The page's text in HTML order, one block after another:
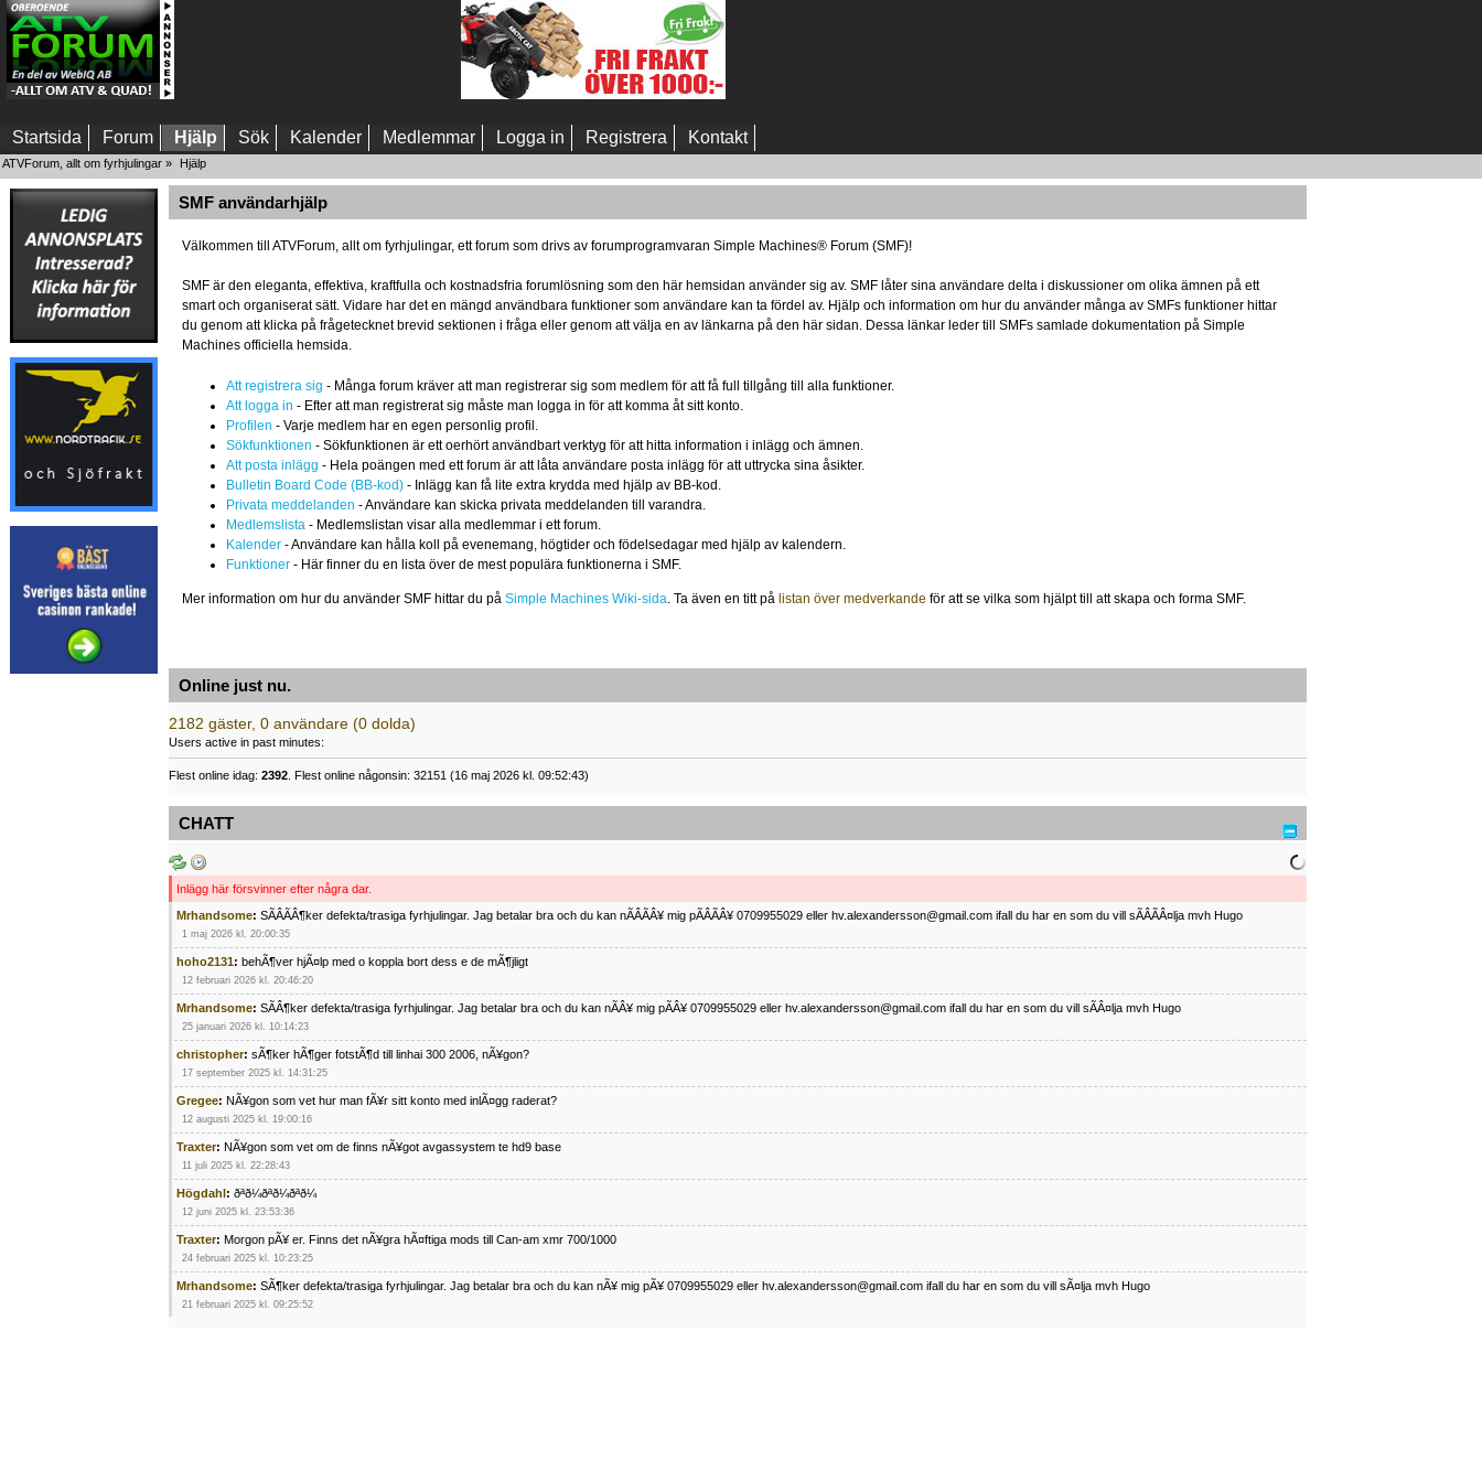
Startsida Forum Hjälp Sök Kalender Medlemmar Logga in Registrera Kontakt
ATVForum, allt om fyrhjulingar » Hjälp
SMF användarhjälp
Välkommen till ATVForum, allt om fyrhjulingar, ett forum som drivs av forumprogramvaran Simple Machines® Forum (SMF)!
SMF är den eleganta, effektiva, kraftfulla och kostnadsfria forumlösning som den här hemsidan använder sig av. SMF låter sina användare delta i diskussioner om olika ämnen på ett
smart och organiserat sätt. Vidare har det en mängd användbara funktioner som användare kan ta fördel av. Hjälp och information om hur du använder många av SMFs funktioner hittar
du genom att klicka på frågetecknet brevid sektionen i fråga eller genom att välja en av länkarna på den här sidan. Dessa länkar leder till SMFs samlade dokumentation på Simple
Machines officiella hemsida.
Att registrera sig - Många forum kräver att man registrerar sig som medlem för att få full tillgång till alla funktioner.
Att logga in - Efter att man registrerat sig måste man logga in för att komma åt sitt konto.
Profilen - Varje medlem har en egen personlig profil.
Sökfunktionen - Sökfunktionen är ett oerhört användbart verktyg för att hitta information i inlägg och ämnen.
Att posta inlägg - Hela poängen med ett forum är att låta användare posta inlägg för att uttrycka sina åsikter.
Bulletin Board Code (BB-kod) - Inlägg kan få lite extra krydda med hjälp av BB-kod.
Privata meddelanden - Användare kan skicka privata meddelanden till varandra.
Medlemslista - Medlemslistan visar alla medlemmar i ett forum.
Kalender - Användare kan hålla koll på evenemang, högtider och födelsedagar med hjälp av kalendern.
Funktioner - Här finner du en lista över de mest populära funktionerna i SMF.
Mer information om hur du använder SMF hittar du påSimple Machines Wiki-sida . Ta även en titt pålistan över medverkande för att se vilka som hjälpt till att skapa och forma SMF.
Online just nu.
2182 gäster, 0 användare (0 dolda)
Users active in past minutes:
Flest online idag: 2392 . Flest online någonsin: 32151 (16 maj 2026 kl. 09:52:43)
CHATT
Inlägg här försvinner efter några dar.
Mrhandsome: SÃÂÃÂ¶ker defekta/trasiga fyrhjulingar. Jag betalar bra och du kan nÃÂÃÂ¥ mig pÃÂÃÂ¥ 0709955029 eller hv.alexandersson@gmail.com ifall du har en som du vill sÃÂÃÂ¤lja mvh Hugo
1 maj 2026 kl. 20:00:35
hoho2131: behÃ¶ver hjÃ¤lp med o koppla bort dess e de mÃ¶jligt
12 februari 2026 kl. 20:46:20
Mrhandsome: SÃÂ¶ker defekta/trasiga fyrhjulingar. Jag betalar bra och du kan nÃÂ¥ mig pÃÂ¥ 0709955029 eller hv.alexandersson@gmail.com ifall du har en som du vill sÃÂ¤lja mvh Hugo
25 januari 2026 kl. 10:14:23
christopher: sÃ¶ker hÃ¶ger fotstÃ¶d till linhai 300 2006, nÃ¥gon?
17 september 2025 kl. 14:31:25
Gregee: NÃ¥gon som vet hur man fÃ¥r sitt konto med inlÃ¤gg raderat?
12 augusti 2025 kl. 19:00:16
Traxter: NÃ¥gon som vet om de finns nÃ¥got avgassystem te hd9 base
11 juli 2025 kl. 22:28:43
Högdahl : ðªð¼ðªð¼ðªð¼
12 juni 2025 kl. 23:53:36
Traxter: Morgon pÃ¥ er. Finns det nÃ¥gra hÃ¤ftiga mods till Can-am xmr 700/1000
24 februari 2025 kl. 10:23:25
Mrhandsome: SÃ¶ker defekta/trasiga fyrhjulingar. Jag betalar bra och du kan nÃ¥ mig pÃ¥ 0709955029 eller hv.alexandersson@gmail.com ifall du har en som du vill sÃ¤lja mvh Hugo
21 februari 2025 kl. 09:25:52